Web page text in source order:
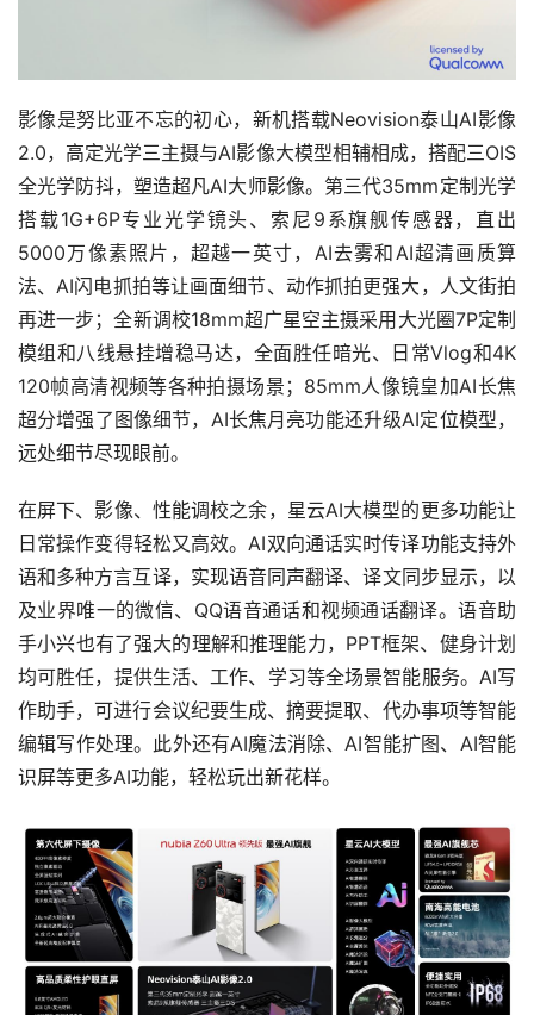
影像是努比亚不忘的初心，新机搭载Neovision泰山AI影像
2.0，高定光学三主摄与AI影像大模型相辅相成，搭配三OIS
全光学防抖，塑造超凡AI大师影像。第三代35mm定制光学
搭载1G+6P专业光学镜头、索尼9系旗舰传感器，直出
5000万像素照片，超越一英寸，AI去雾和AI超清画质算
法、AI闪电抓拍等让画面细节、动作抓拍更强大，人文街拍
再进一步；全新调校18mm超广星空主摄采用大光圈7P定制
模组和八线悬挂增稳马达，全面胜任暗光、日常Vlog和4K
120帧高清视频等各种拍摄场景；85mm人像镜皇加AI长焦
超分增强了图像细节，AI长焦月亮功能还升级AI定位模型，
远处细节尽现眼前。
在屏下、影像、性能调校之余，星云AI大模型的更多功能让
日常操作变得轻松又高效。AI双向通话实时传译功能支持外
语和多种方言互译，实现语音同声翻译、译文同步显示，以
及业界唯一的微信、QQ语音通话和视频通话翻译。语音助
手小兴也有了强大的理解和推理能力，PPT框架、健身计划
均可胜任，提供生活、工作、学习等全场景智能服务。AI写
作助手，可进行会议纪要生成、摘要提取、代办事项等智能
编辑写作处理。此外还有AI魔法消除、AI智能扩图、AI智能
识屏等更多AI功能，轻松玩出新花样。